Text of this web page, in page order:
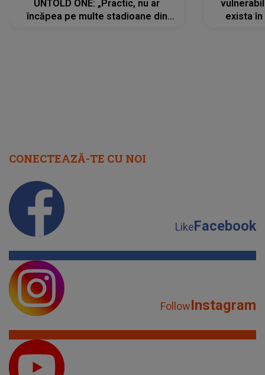
UNTOLD ONE: „Practic, nu ar
încăpea pe multe stadioane din
exista
CONECTEAZĂ-TE CU NOI
LikeFacebook
FollowInstagram